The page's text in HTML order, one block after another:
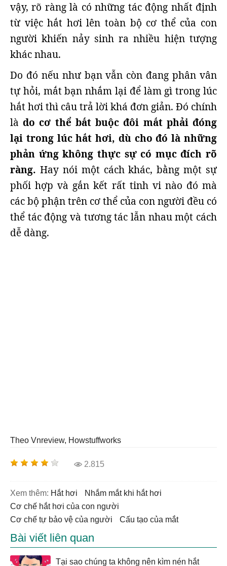
vậy, rõ ràng là có những tác động nhất định
từ việc hắt hơi lên toàn bộ cơ thể của con
người khiến nảy sinh ra nhiều hiện tượng
khác nhau.
Do đó nếu như bạn vẫn còn đang phân vân
tự hỏi, mắt bạn nhắm lại để làm gì trong lúc
hắt hơi thì câu trả lời khá đơn giản. Đó chính
làdo cơ thể bắt buộc đôi mắt phải đóng
lại trong lúc hắt hơi, dù cho đó là những
phản ứng không thực sự có mục đích rõ
ràng. Hay nói một cách khác, bằng một sự
phối hợp và gắn kết rất tinh vi nào đó mà
các bộ phận trên cơ thể của con người đều có
thể tác động và tương tác lẫn nhau một cách
dễ dàng.
Theo Vnreview, Howstuffworks
2.815
Xem thêm: hắt hơi
nhắm mắt khi hắt hơi
cơ chế hắt hơi của con người
cơ chế tự bảo vệ của người
cấu tạo của mắt
Bài viết liên quan
Tại sao chúng ta không nên kìm nén hắt